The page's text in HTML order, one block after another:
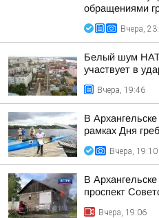
обращениями
Вчера,
Белый шум
участвует в
Вчера, 19:46
В
рамках Дня
Вчера, 19:10
В
проспект
Вчера, 19:06